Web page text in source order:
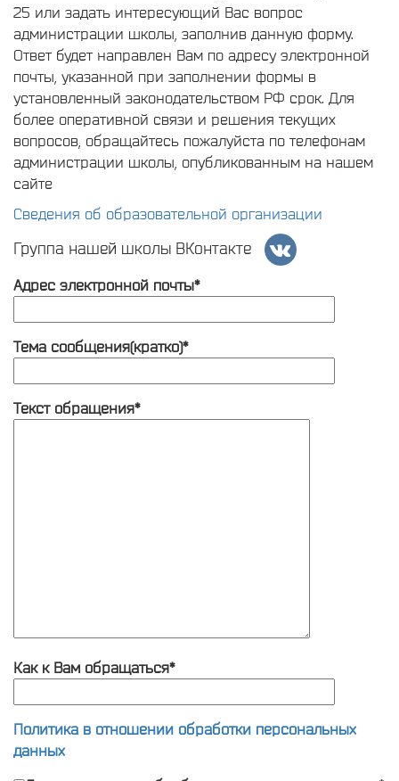
25 или задать интересующий Вас вопрос
администрации школы, заполнив данную форму.
Ответ будет направлен Вам по адресу электронной
почты, указанной при заполнении формы в
установленный законодательством РФ срок. Для
более оперативной связи и решения текущих
вопросов, обращайтесь пожалуйста по телефонам
администрации школы, опубликованным на нашем
сайте
Сведения об образовательной организации
Группа нашей школы ВКонтакте
Адрес электронной почты*
Тема сообщения(кратко)*
Текст обращения*
Как к Вам обращаться*
Политика в отношении обработки персональных
данных